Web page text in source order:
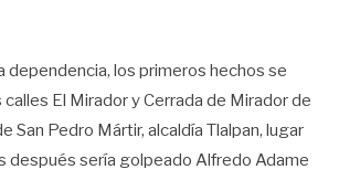
dependencia, los primeros hechos se
El Mirador y Cerrada de Mirador de
San Pedro Mártir, alcaldía Tlalpan, lugar
después sería golpeado Alfredo Adame